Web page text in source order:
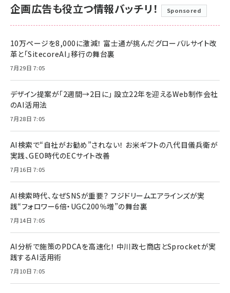
企画広告も役立つ情報バッチリ！ Sponsored
10万ページを8,000に激減！ 富士通が挑んだグローバルサイト改
革と「SitecoreAI」移行の舞台裏
7月29日 7:05
デザイン提案が「2週間→2日に」 設立22年を迎えるWeb制作会社
のAI活用法
7月28日 7:05
AI検索で“自社がお勧め”されない！ お米ギフトの八代目儀兵衛が
実践、GEO時代のECサイト改善
7月16日 7:05
AI検索時代、なぜSNSが重要？ フジドリームエアラインズが実
践“フォロワー6倍・UGC200％増”の舞台裏
7月14日 7:05
AI分析で施策のPDCAを高速化！ 中川政七商店とSprocketが実
践するAI活用術
7月10日 7:05